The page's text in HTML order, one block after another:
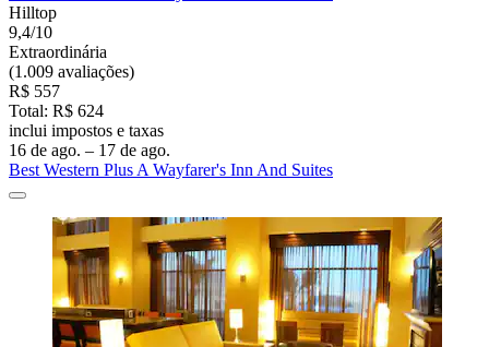
Hilltop
9,4/10
Extraordinária
(1.009 avaliações)
R$ 557
Total: R$ 624
inclui impostos e taxas
16 de ago. – 17 de ago.
Best Western Plus A Wayfarer's Inn And Suites